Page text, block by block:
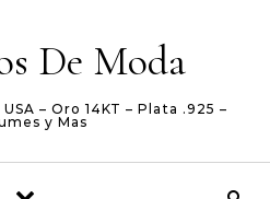
De Moda
– Oro 14KT – Plata .925 –
y Mas